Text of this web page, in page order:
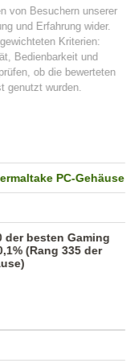
PC-Gehäuse
der besten Gaming
(Rang 335 der